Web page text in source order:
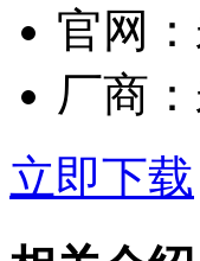
官网：
厂商：
立即下载